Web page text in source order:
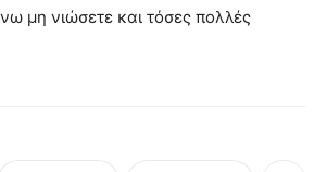
μη νιώσετε και τόσες πολλές